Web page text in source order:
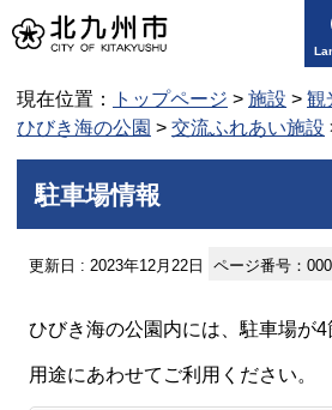
現在位置： トップページ > 施設 > 観
ひびき海の公園 > 交流ふれあい施設
駐車場情報
更新日 : 2023年12月22日 ページ番号：
ひびき海の公園内には、駐車場が4
用途にあわせてご利用ください。